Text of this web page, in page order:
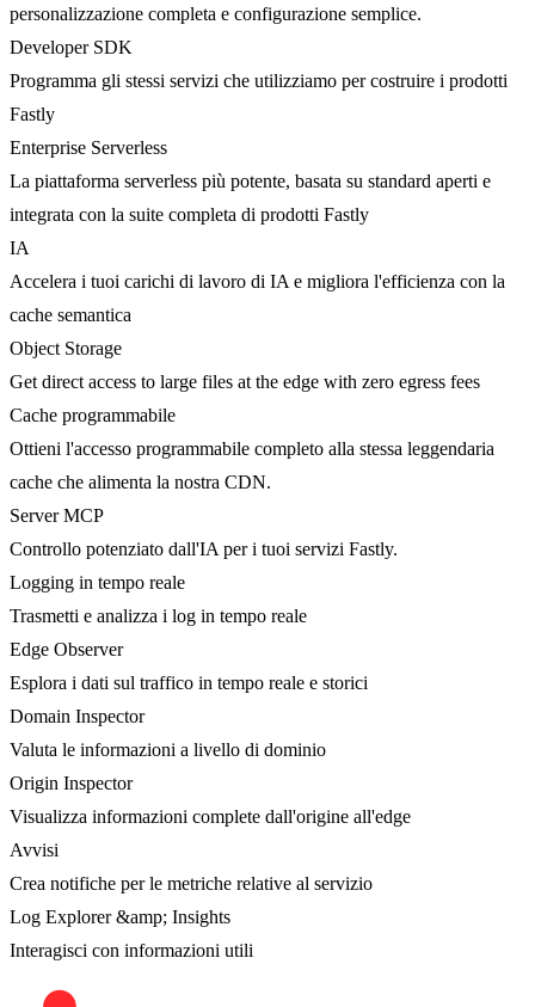
personalizzazione completa e configurazione semplice.
Developer SDK
Programma gli stessi servizi che utilizziamo per costruire i prodotti
Fastly
Enterprise Serverless
La piattaforma serverless più potente, basata su standard aperti e
integrata con la suite completa di prodotti Fastly
IA
Accelera i tuoi carichi di lavoro di IA e migliora l'efficienza con la
cache semantica
Object Storage
Get direct access to large files at the edge with zero egress fees
Cache programmabile
Ottieni l'accesso programmabile completo alla stessa leggendaria
cache che alimenta la nostra CDN.
Server MCP
Controllo potenziato dall'IA per i tuoi servizi Fastly.
Logging in tempo reale
Trasmetti e analizza i log in tempo reale
Edge Observer
Esplora i dati sul traffico in tempo reale e storici
Domain Inspector
Valuta le informazioni a livello di dominio
Origin Inspector
Visualizza informazioni complete dall'origine all'edge
Avvisi
Crea notifiche per le metriche relative al servizio
Log Explorer &amp; Insights
Interagisci con informazioni utili